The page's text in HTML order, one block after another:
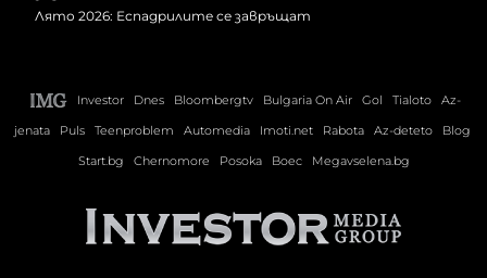
Лято 2026: Еспадрилите се завръщат
Investor Dnes Bloombergtv Bulgaria On Air Gol Tialoto
Az-
jenata
Puls Teenproblem Automedia Imoti.net Rabota Az-deteto
Blog
Start.bg
Chernomore Posoka Boec Megavselena.bg